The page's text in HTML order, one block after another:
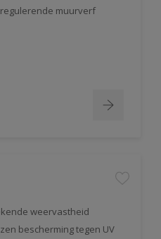
muurverf
weervastheid
bescherming tegen UV